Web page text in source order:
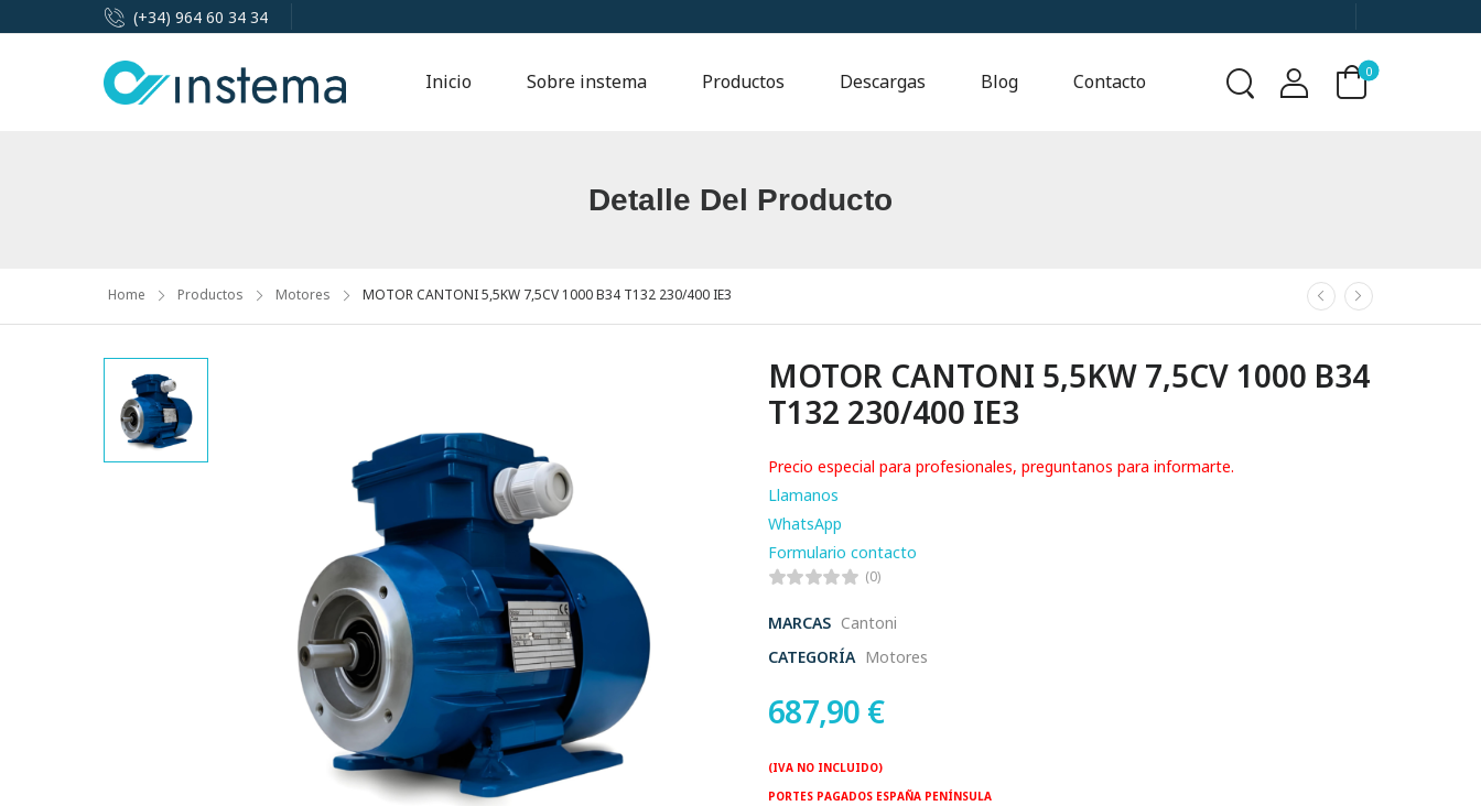
(+34) 964 60 34 34
Inicio Sobre instema Productos Descargas Blog Contacto 0
Detalle Del Producto
Home Productos Motores MOTOR CANTONI 5,5KW 7,5CV 1000 B34 T132 230/400 IE3
MOTOR CANTONI 5,5KW 7,5CV 1000 B34
T132 230/400 IE3
Precio especial para profesionales, preguntanos para informarte.
Llamanos
WhatsApp
Formulario contacto
(0)
MARCAS Cantoni
CATEGORÍA Motores
687,90 €
(IVA NO INCLUIDO)
PORTES PAGADOS ESPAÑA PENÍNSULA